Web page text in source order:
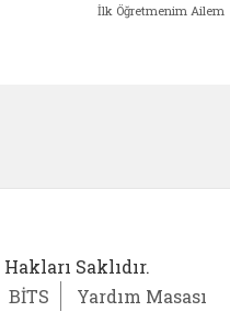
İlk Öğretmenim Ailem
Saklıdır.
BİTS Yardım Masası